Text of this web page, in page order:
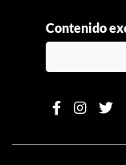
Contenido